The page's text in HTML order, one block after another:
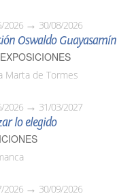
2026 30/08/2026
Oswaldo Guayasamín
Marta de Tormes
2026 31/03/2027
lo elegido
2026 30/09/2026